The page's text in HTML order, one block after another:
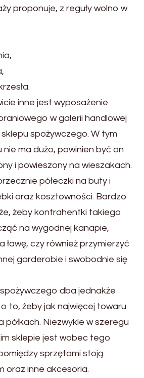
proponuje, z reguły wolno w
inne jest wyposażenie
w galerii handlowej
spożywczego. W tym
ma dużo, powinien być on
i powieszony na wieszakach.
półeczki na buty i
oraz kosztowności. Bardzo
żeby kontrahentki takiego
na wygodnej kanapie,
ławę, czy również przymierzyć
garderobie i swobodnie się
dba jednakże
to, żeby jak najwięcej towaru
półkach. Niezwykle w szeregu
sklepie jest wobec tego
sprzętami stoją
oraz inne akcesoria.